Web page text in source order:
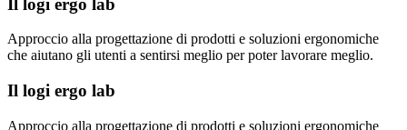
Il logi ergo lab
Approccio alla progettazione di prodotti e soluzioni ergonomiche
che aiutano gli utenti a sentirsi meglio per poter lavorare meglio.
Il logi ergo lab
Approccio alla progettazione di prodotti e soluzioni ergonomiche